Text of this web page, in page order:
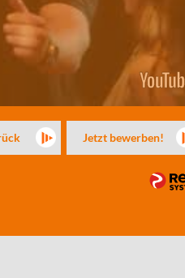
Jetzt bewerben!